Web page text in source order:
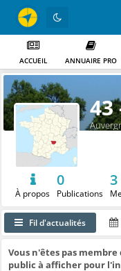
ACCUEIL ANNUAIRE PRO
43
À propos
0
Publications
3
Fil d'actualités
Vous n'êtes pas
public à afficher pour